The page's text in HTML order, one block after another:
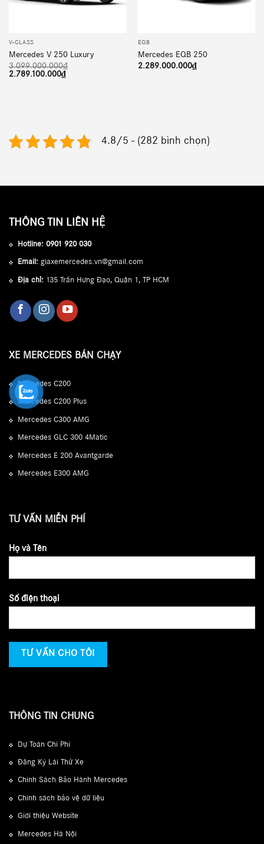
V-CLASS
Mercedes V 250 Luxury
3.099.000.000₫
Giá
2.789.100.000₫Giá
EQB
Mercedes EQB 250
2.289.000.000₫
4.8/5 - (282 bình chọn)
THÔNG TIN LIÊN HỆ
Hotline: 0901 920 030
Email: giaxemercedes.vn@gmail.com
Địa chỉ: 135 Trần Hưng Đạo, Quận 1, TP HCM
XE MERCEDES BÁN CHẠY
Mercedes C200
Mercedes C200 Plus
Mercedes C300 AMG
Mercedes GLC 300 4Matic
Mercedes E 200 Avantgarde
Mercedes E300 AMG
TƯ VẤN MIỄN PHÍ
Họ và Tên
Số điện thoại
THÔNG TIN CHUNG
Dự Toán Chi Phí
Đăng Ký Lái Thử Xe
Chính Sách Bảo Hành Mercedes
Chính sách bảo vệ dữ liệu
Giới thiệu Website
Mercedes Hà Nội